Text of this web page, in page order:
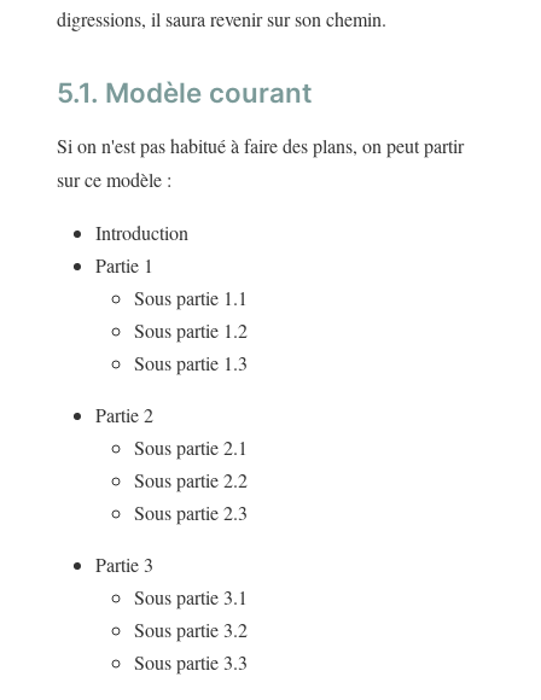
digressions, il saura revenir sur son chemin.
5.1. Modèle courant
Si on n'est pas habitué à faire des plans, on peut partir
sur ce modèle :
Introduction
Partie 1
Sous partie 1.1
Sous partie 1.2
Sous partie 1.3
Partie 2
Sous partie 2.1
Sous partie 2.2
Sous partie 2.3
Partie 3
Sous partie 3.1
Sous partie 3.2
Sous partie 3.3